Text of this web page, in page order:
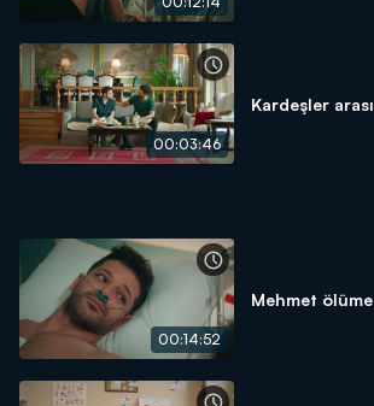
00:03:46
Kardeşler
00:14:52
Mehmet